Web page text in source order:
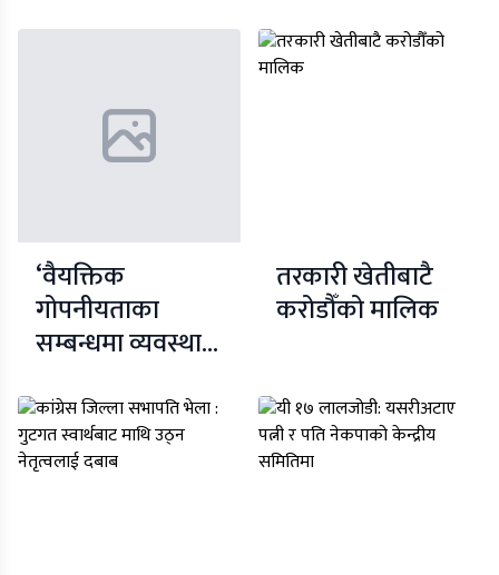
छःराष्ट्रपति
‘वैयक्तिक
गोपनीयताका
सम्बन्धमा व्यवस्था
विधेयक’माथि
छलफल
तरकारी खेतीबाटै
करोडौँको मालिक